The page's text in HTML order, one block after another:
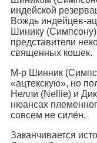
индейской
Вождь индейцев-
Шинику
представители
священных кошек.
М-р Шинник
«ацтекскую», но
Нелли (Nellie) и
нюансах
совсем не силён.
Заканчивается